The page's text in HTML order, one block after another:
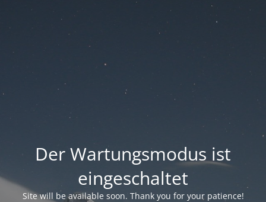
Der Wartungsmodus ist
eingeschaltet
Site will be available soon. Thank you for your patience!